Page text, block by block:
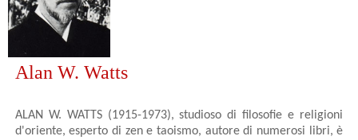
Alan W. Watts
ALAN W. WATTS (1915-1973), studioso di filosofie e religioni
d'oriente, esperto di zen e taoismo, autore di numerosi libri, è